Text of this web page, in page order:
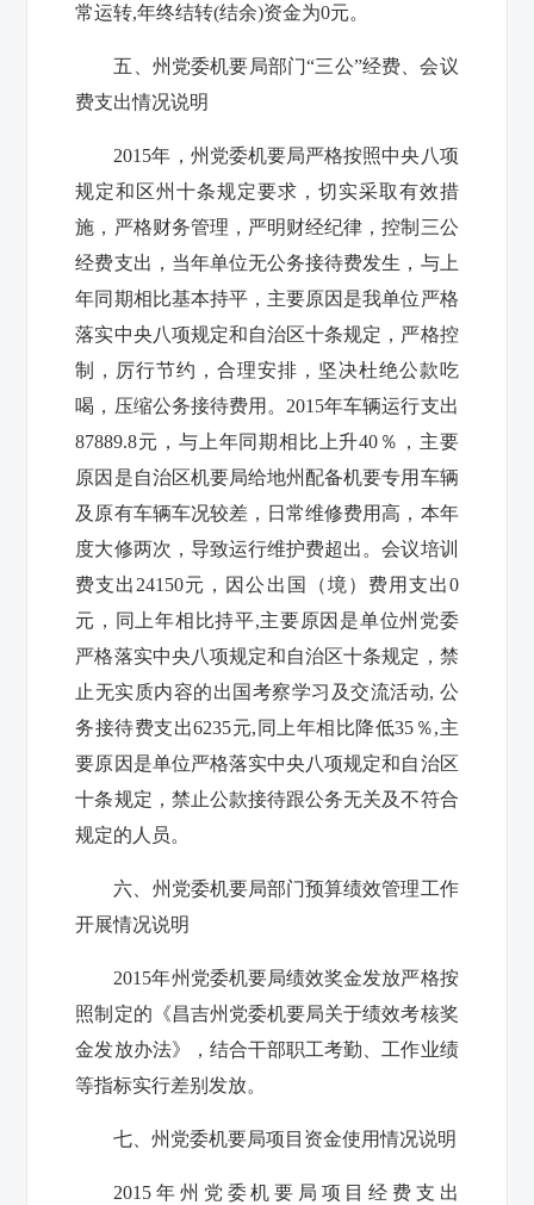
常运转,年终结转(结余)资金为0元。
五、州党委机要局部门“三公”经费、会议
费支出情况说明
2015年，州党委机要局严格按照中央八项
规定和区州十条规定要求，切实采取有效措
施，严格财务管理，严明财经纪律，控制三公
经费支出，当年单位无公务接待费发生，与上
年同期相比基本持平， 主要原因是我单位严格
落实中央八项规定和自治区十条规定 ， 严格控
制， 厉行节约，合理安排， 坚决杜绝公款吃
喝， 压缩公务接待费用。 2015年车辆运行支出
87889.8元，与上年同期相比上升40 ％， 主要
原因是自治区机要局给地州配备机要专用车辆
及原有车辆车况较差，日常维修费用高，本年
度大修两次， 导致运行维护费超出。会议培训
费支出 24150元，因公出国（境）费用支出0
元，同上年相比持平,主要原因是单位州党委
严格落实中央八项规定和自治区十条规定 ， 禁
止无实质内容的出国考察学习及交流活动, 公
务接待费支出6235元, 同上年相比降低35 ％,主
要原因是单位严格落实中央八项规定和自治区
十条规定，禁止公款接待跟公务无关及不符合
规定的人员。
六、州党委机要局部门预算绩效管理工作
开展情况说明
2015年州党委机要局绩效奖金发放严格按
照制定的《昌吉州党委机要局关于绩效考核奖
金发放办法》，结合干部职工考勤、工作业绩
等指标实行差别发放。
七、州党委机要局项目资金使用情况说明
2015 年州党委机要局 项目经费支出